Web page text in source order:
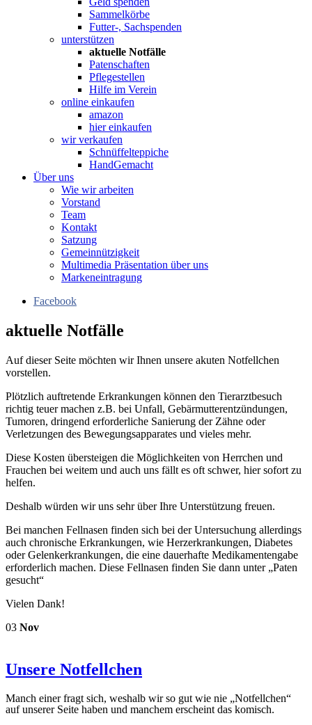
Sammelkörbe
Futter-, Sachspenden
unterstützen
aktuelle Notfälle
Patenschaften
Pflegestellen
Hilfe im Verein
online einkaufen
amazon
hier einkaufen
wir verkaufen
Schnüffelteppiche
HandGemacht
Über uns
Wie wir arbeiten
Vorstand
Team
Kontakt
Satzung
Gemeinnützigkeit
Multimedia Präsentation über uns
Markeneintragung
Facebook
aktuelle Notfälle
Auf dieser Seite möchten wir Ihnen unsere akuten Notfellchen
vorstellen.
Plötzlich auftretende Erkrankungen können den Tierarztbesuch
richtig teuer machen z.B. bei Unfall, Gebärmutterentzündungen,
Tumoren, dringend erforderliche Sanierung der Zähne oder
Verletzungen des Bewegungsapparates und vieles mehr.
Diese Kosten übersteigen die Möglichkeiten von Herrchen und
Frauchen bei weitem und auch uns fällt es oft schwer, hier sofort zu
helfen.
Deshalb würden wir uns sehr über Ihre Unterstützung freuen.
Bei manchen Fellnasen finden sich bei der Untersuchung allerdings
auch chronische Erkrankungen, wie Herzerkrankungen, Diabetes
oder Gelenkerkrankungen, die eine dauerhafte Medikamentengabe
erforderlich machen. Diese Fellnasen finden Sie dann unter „Paten
gesucht“
Vielen Dank!
03 Nov
Unsere Notfellchen
Manch einer fragt sich, weshalb wir so gut wie nie „Notfellchen“
auf unserer Seite haben und manchem erscheint das komisch.